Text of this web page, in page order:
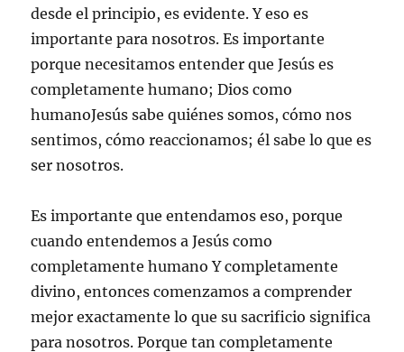
desde el principio, es evidente. Y eso es
importante para nosotros. Es importante
porque necesitamos entender que Jesús es
completamente humano; Dios como
humanoJesús sabe quiénes somos, cómo nos
sentimos, cómo reaccionamos; él sabe lo que es
ser nosotros.
Es importante que entendamos eso, porque
cuando entendemos a Jesús como
completamente humano Y completamente
divino, entonces comenzamos a comprender
mejor exactamente lo que su sacrificio significa
para nosotros. Porque tan completamente